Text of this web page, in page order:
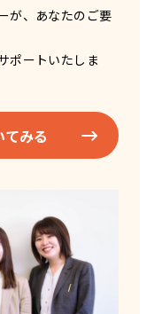
が、あなたのご要
ポートいたしま
てみる